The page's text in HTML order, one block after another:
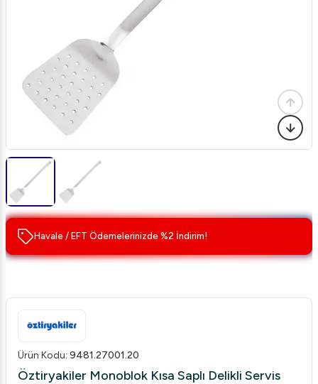
Havale / EFT Ödemelerinizde %2 İndirim!
Ürün Kodu: 9481.27001.20
Öztiryakiler Monoblok Kısa Saplı Delikli Servis